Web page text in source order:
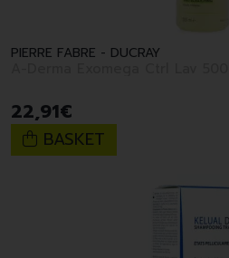
PIERRE FABRE - DUCRAY
22,91€
BASKET